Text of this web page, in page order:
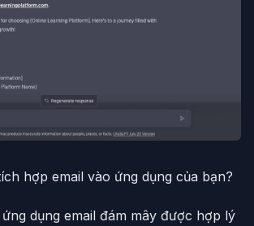
hợp email vào ứng dụng của bạn?
dụng email đám mây được hợp lý